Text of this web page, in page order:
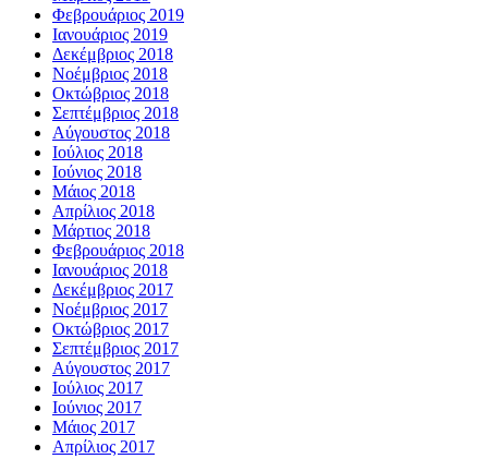
Φεβρουάριος 2019
Ιανουάριος 2019
Δεκέμβριος 2018
Νοέμβριος 2018
Οκτώβριος 2018
Σεπτέμβριος 2018
Αύγουστος 2018
Ιούλιος 2018
Ιούνιος 2018
Μάιος 2018
Απρίλιος 2018
Μάρτιος 2018
Φεβρουάριος 2018
Ιανουάριος 2018
Δεκέμβριος 2017
Νοέμβριος 2017
Οκτώβριος 2017
Σεπτέμβριος 2017
Αύγουστος 2017
Ιούλιος 2017
Ιούνιος 2017
Μάιος 2017
Απρίλιος 2017